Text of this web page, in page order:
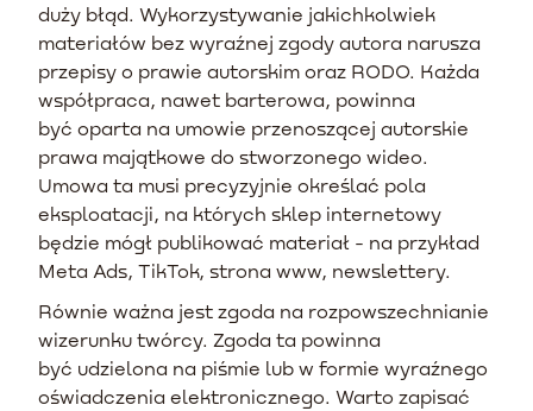
duży błąd. Wykorzystywanie jakichkolwiek
materiałów bez wyraźnej zgody autora narusza
przepisy o prawie autorskim oraz RODO. Każda
współpraca, nawet barterowa, powinna
być oparta na umowie przenoszącej autorskie
prawa majątkowe do stworzonego wideo.
Umowa ta musi precyzyjnie określać pola
eksploatacji, na których sklep internetowy
będzie mógł publikować materiał - na przykład
Meta Ads, TikTok, strona www, newslettery.
Równie ważna jest zgoda na rozpowszechnianie
wizerunku twórcy. Zgoda ta powinna
być udzielona na piśmie lub w formie wyraźnego
oświadczenia elektronicznego. Warto zapisać